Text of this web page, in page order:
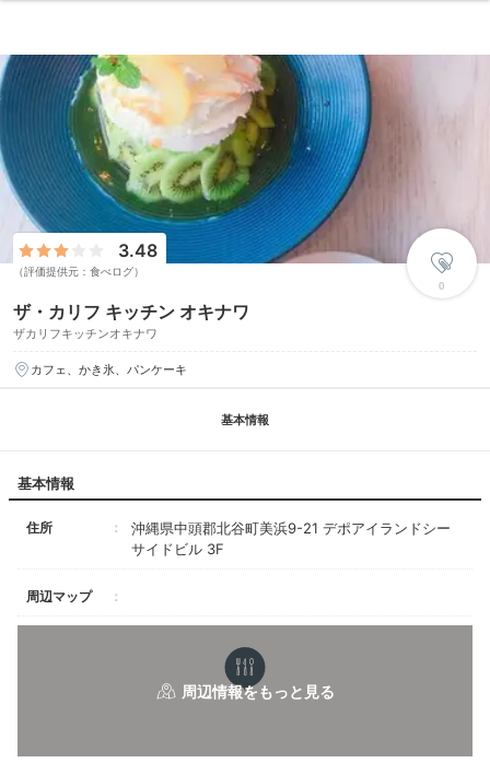
ザ・カリフ キッチン オキナワ
ザカリフキッチンオキナワ
3.48
（評価提供元：食べログ）
0
カフェ、かき氷、パンケーキ
基本情報
基本情報
住所
沖縄県中頭郡北谷町美浜9-21 デポアイランドシー
サイドビル 3F
周辺マップ